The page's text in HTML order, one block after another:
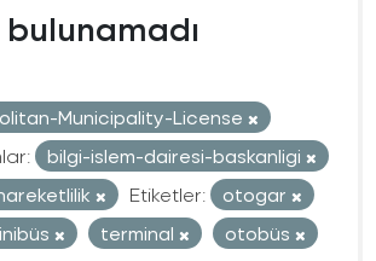
Municipality-License
bilgi-islem-dairesi-baskanligi
Etiketler:
otogar
terminal
otobüs